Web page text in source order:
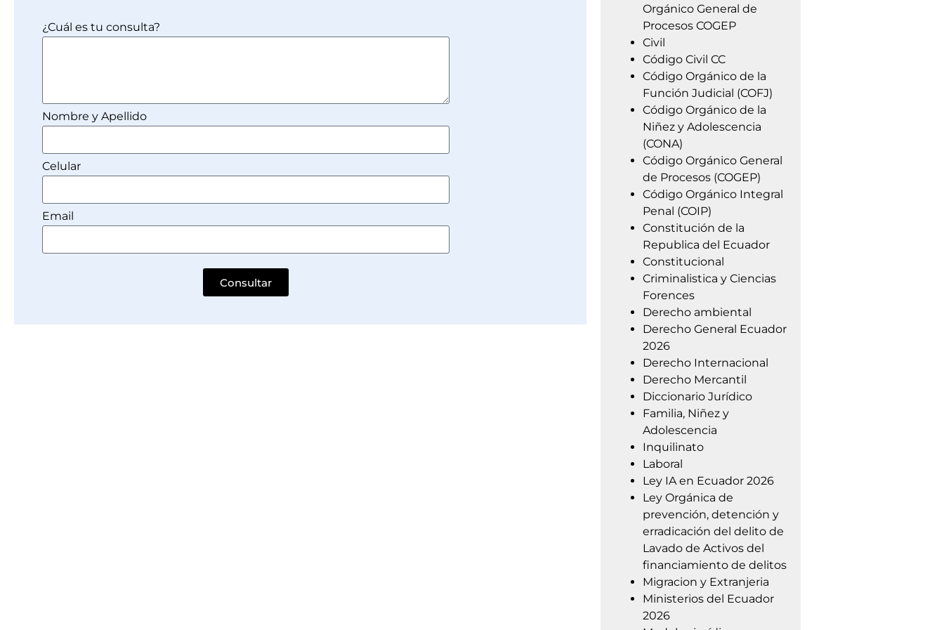
¿Cuál es tu consulta?
Nombre y Apellido
Celular
Email
Consultar
Orgánico General de
Procesos COGEP
Civil
Código Civil CC
Código Orgánico de la
Función Judicial (COFJ)
Código Orgánico de la
Niñez y Adolescencia
(CONA)
Código Orgánico General
de Procesos (COGEP)
Código Orgánico Integral
Penal (COIP)
Constitución de la
Republica del Ecuador
Constitucional
Criminalistica y Ciencias
Forences
Derecho ambiental
Derecho General Ecuador
2026
Derecho Internacional
Derecho Mercantil
Diccionario Jurídico
Familia, Niñez y
Adolescencia
Inquilinato
Laboral
Ley IA en Ecuador 2026
Ley Orgánica de
prevención, detención y
erradicación del delito de
Lavado de Activos del
financiamiento de delitos
Migracion y Extranjeria
Ministerios del Ecuador
2026